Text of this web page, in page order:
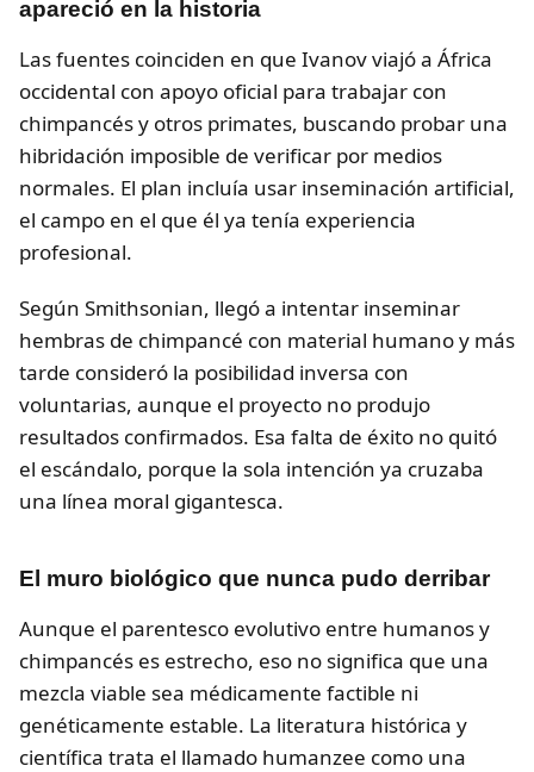
apareció en la historia
Las fuentes coinciden en que Ivanov viajó a África
occidental con apoyo oficial para trabajar con
chimpancés y otros primates, buscando probar una
hibridación imposible de verificar por medios
normales. El plan incluía usar inseminación artificial,
el campo en el que él ya tenía experiencia
profesional.
Según Smithsonian, llegó a intentar inseminar
hembras de chimpancé con material humano y más
tarde consideró la posibilidad inversa con
voluntarias, aunque el proyecto no produjo
resultados confirmados. Esa falta de éxito no quitó
el escándalo, porque la sola intención ya cruzaba
una línea moral gigantesca.
El muro biológico que nunca pudo derribar
Aunque el parentesco evolutivo entre humanos y
chimpancés es estrecho, eso no significa que una
mezcla viable sea médicamente factible ni
genéticamente estable. La literatura histórica y
científica trata el llamado humanzee como una